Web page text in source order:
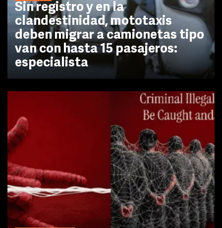
Sin registro y en la
clandestinidad, mototaxis
deben migrar a camionetas tipo
van con hasta 15 pasajeros:
especialista